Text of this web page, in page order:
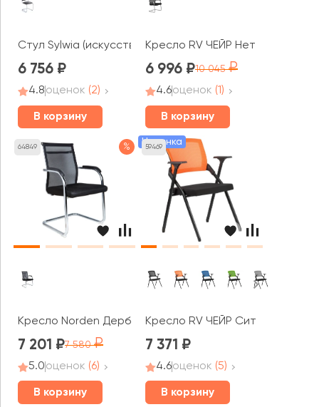
Стул Sylwia (искусственная кожа)
6 756
4.8оценок (2)
В корзину
Кресло RV ЧЕЙР Нет / Net (801E)
6 996 10 045
4.6оценок (1)
В корзину
64849 %
Кресло Norden Дерби CF
7 201 7 580
5.0оценок (6)
В корзину
59469
Новинка
Кресло RV ЧЕЙР Сит / Seat
7 371
4.6оценок (5)
В корзину